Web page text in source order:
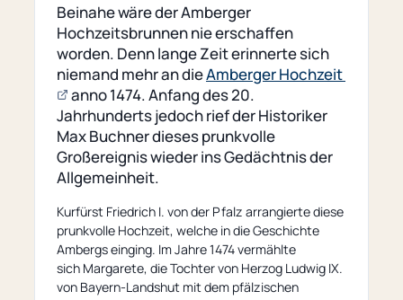
Beinahe wäre der Amberger
Hochzeitsbrunnen nie erschaffen
worden. Denn lange Zeit erinnerte sich
niemand mehr an dieAmberger Hochzeit
(opens
an
external
page)
anno 1474. Anfang des 20.
Jahrhunderts jedoch rief der Historiker
Max Buchner dieses prunkvolle
Großereignis wieder ins Gedächtnis der
Allgemeinheit.
Kurfürst Friedrich I. von der Pfalz arrangierte diese
prunkvolle Hochzeit, welche in die Geschichte
Ambergs einging. Im Jahre 1474 vermählte
sich Margarete, die Tochter von Herzog Ludwig IX.
von Bayern-Landshut mit dem pfälzischen